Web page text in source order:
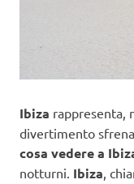
Ibiza rappresenta,
divertimento
cosa vedere a
notturni. Ibiza,